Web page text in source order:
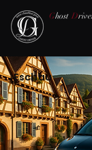
Ghost D
Eschau